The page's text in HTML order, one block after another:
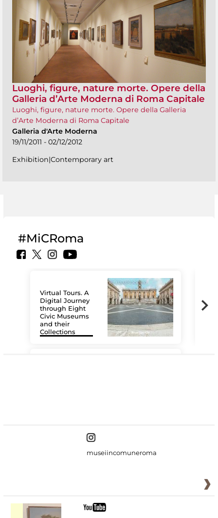
Luoghi, figure, nature morte. Opere della
Galleria d’Arte Moderna di Roma Capitale
Luoghi, figure, nature morte. Opere della Galleria
d’Arte Moderna di Roma Capitale
Galleria d'Arte Moderna
19/11/2011 - 02/12/2012
Exhibition|Contemporary art
#MiCRoma
Virtual Tours. A
Digital Journey
through Eight
Civic Museums
and their
Collections
museiincomuneroma